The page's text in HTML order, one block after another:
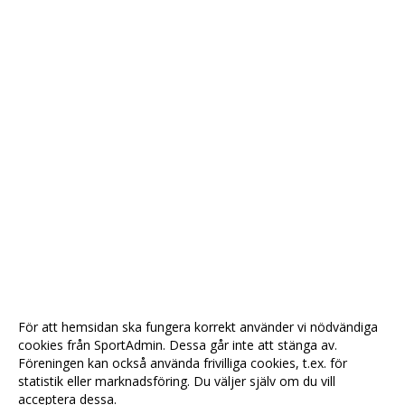
För att hemsidan ska fungera korrekt använder vi nödvändiga
cookies från SportAdmin. Dessa går inte att stänga av.
Föreningen kan också använda frivilliga cookies, t.ex. för
statistik eller marknadsföring. Du väljer själv om du vill
acceptera dessa.